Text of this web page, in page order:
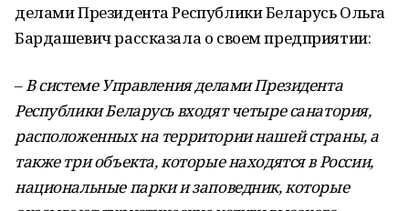
делами Президента Республики Беларусь Ольга
Бардашевич рассказала о своем предприятии:
–В системе Управления делами Президента
Республики Беларусь входят четыре санатория,
расположенных на территории нашей страны, а
также три объекта, которые находятся в России,
национальные парки и заповедник, которые